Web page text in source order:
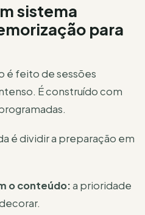
sistema
para
é feito de sessões
É construído com
é dividir a preparação em
o conteúdo:a prioridade